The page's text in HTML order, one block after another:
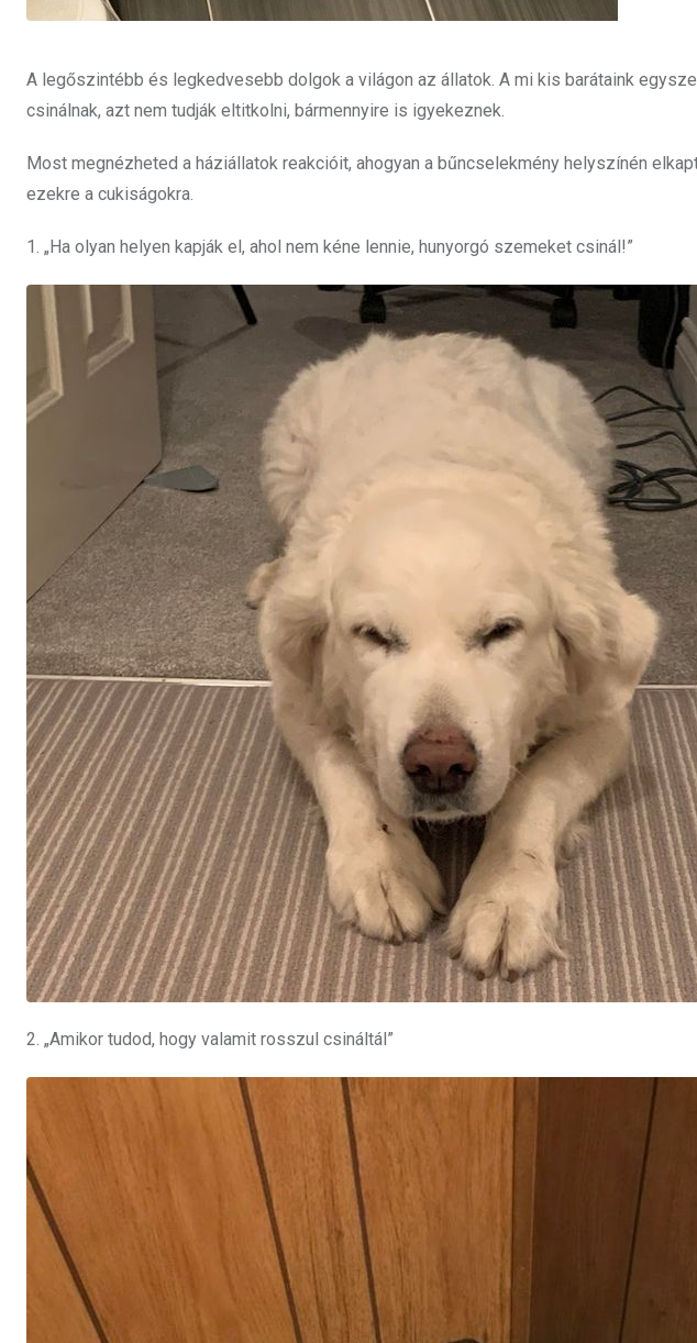
A legőszintébb és legkedvesebb dolgok a világon az állatok. A mi kis barátaink
csinálnak, azt nem tudják eltitkolni, bármennyire is igyekeznek.
Most megnézheted a háziállatok reakcióit, ahogyan a bűncselekmény helyszínén
ezekre a cukiságokra.
1. „Ha olyan helyen kapják el, ahol nem kéne lennie, hunyorgó szemeket csinál!”
2. „Amikor tudod, hogy valamit rosszul csináltál”